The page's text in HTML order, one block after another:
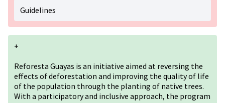
Guidelines
+
Reforesta Guayas is an initiative aimed at reversing the
effects of deforestation and improving the quality of life
of the population through the planting of native trees.
With a participatory and inclusive approach, the program